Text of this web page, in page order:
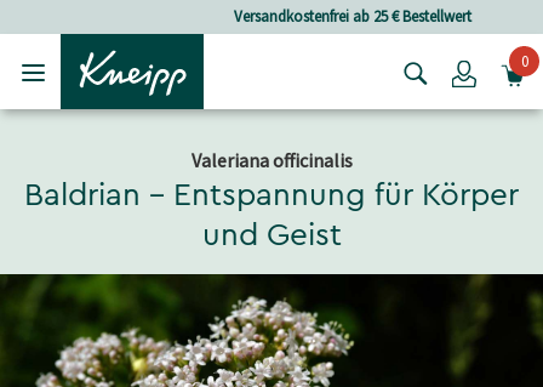
Versandkostenfrei ab 25 € Bestellwert
Login0
Valeriana officinalis
Baldrian – Entspannung für Körper
und Geist